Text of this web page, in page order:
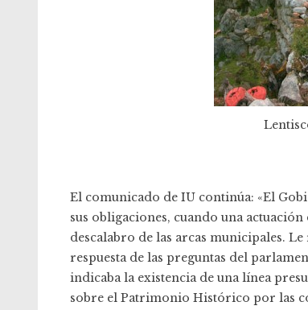
El comunicado de IU continúa: «El
sus obligaciones, cuando una
descalabro de las arcas municipales.
respuesta de las preguntas del
indicaba la existencia de una línea
sobre el Patrimonio Histórico por las